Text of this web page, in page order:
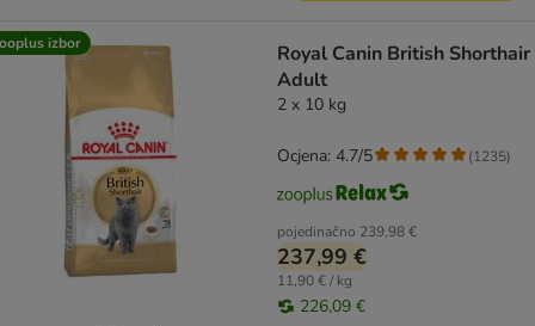
izbor
Royal Canin British Shorthair
Adult
2 x 10 kg
pojedinačno 239,98 €
237,99 €
11,90 € / kg
226,09 €
Ocjena: 4.7/5 (1235)